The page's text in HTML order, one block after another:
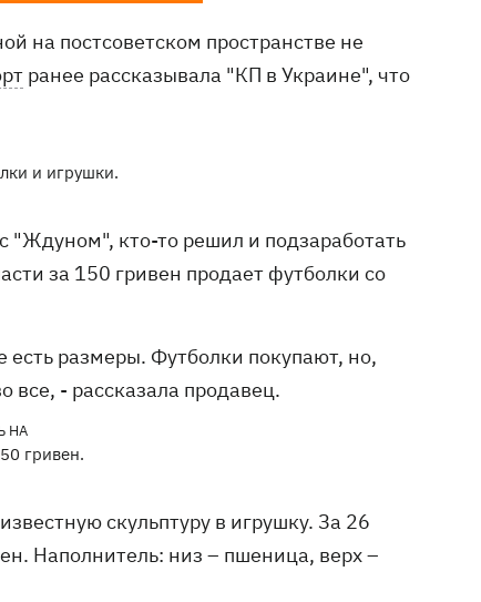
на постсоветском пространстве не
ранее рассказывала "КП в Украине", что
и игрушки.
"Ждуном", кто-то решил и подзаработать
за 150 гривен продает футболки со
есть размеры. Футболки покупают, но,
все, - рассказала продавец.
гривен.
скульптуру в игрушку. За 26
Наполнитель: низ – пшеница, верх –